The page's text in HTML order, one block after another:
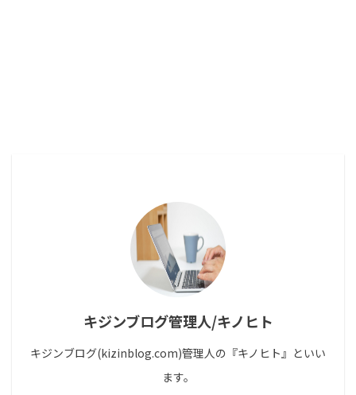
キジンブログ管理人/キノヒト
キジンブログ(kizinblog.com)管理人の『キノヒト』といい
ます。